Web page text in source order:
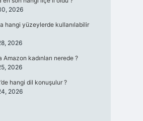
2026
hangi yüzeylerde kullanılabilir
2026
Amazon kadınları nerede ?
2026
hangi dil konuşulur ?
2026